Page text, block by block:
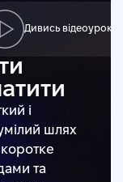
і
шлях
та
Дивись відеоуроки